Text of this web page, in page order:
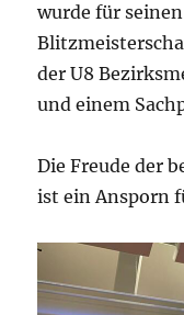
wurde für seinen
der U8
und einem
Die Freude der
ist ein Ansporn